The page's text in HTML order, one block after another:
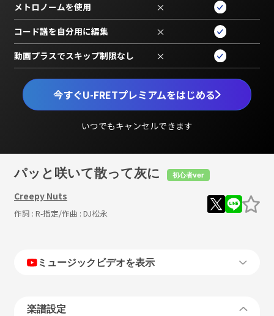
今すぐU-FRETプレミアムをはじめる
いつでもキャンセルできます
メトロノームを使用 ×
コード譜を自分用に編集 ×
動画プラスでスキップ制限なし ×
パッと咲いて散って灰に 初心者ver
Creepy Nuts
作詞 : R-指定/作曲 : DJ松永
ミュージックビデオを表示
楽譜設定